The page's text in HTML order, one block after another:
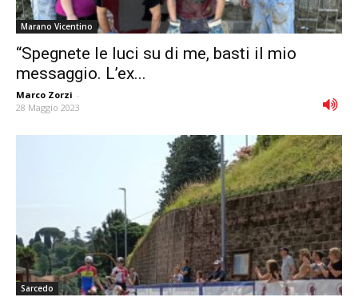
Marano Vicentino
“Spegnete le luci su di me, basti il mio
messaggio. L’ex...
Marco Zorzi -
28 Maggio 2023
Sarcedo